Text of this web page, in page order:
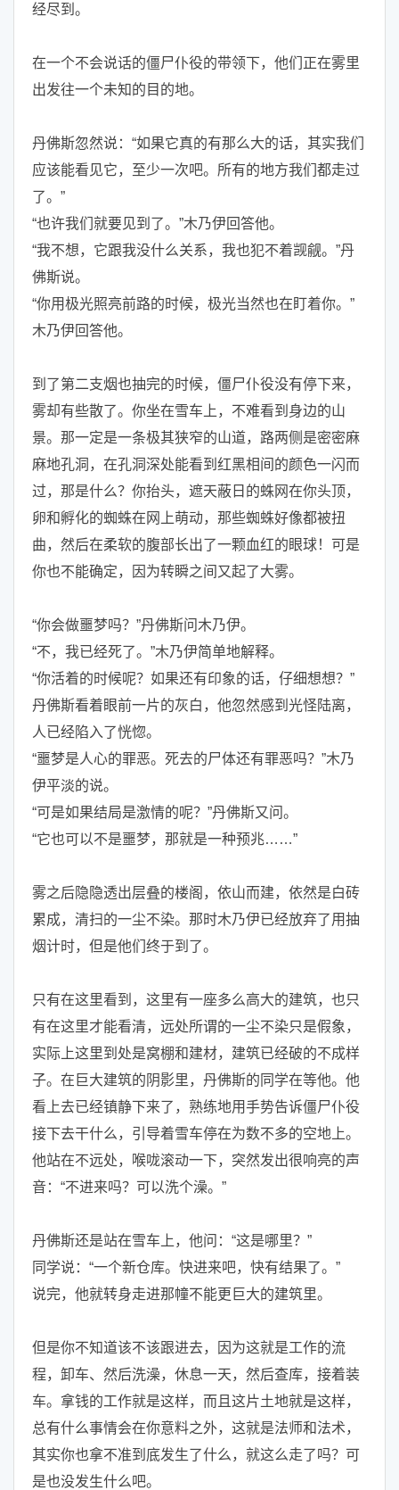
经尽到。
在一个不会说话的僵尸仆役的带领下，他们正在雾里
出发往一个未知的目的地。
丹佛斯忽然说：“如果它真的有那么大的话，其实我们
应该能看见它，至少一次吧。所有的地方我们都走过
了。”
“也许我们就要见到了。”木乃伊回答他。
“我不想，它跟我没什么关系，我也犯不着觊觎。”丹
佛斯说。
“你用极光照亮前路的时候，极光当然也在盯着你。”
木乃伊回答他。
到了第二支烟也抽完的时候，僵尸仆役没有停下来，
雾却有些散了。你坐在雪车上，不难看到身边的山
景。那一定是一条极其狭窄的山道，路两侧是密密麻
麻地孔洞，在孔洞深处能看到红黑相间的颜色一闪而
过，那是什么？你抬头，遮天蔽日的蛛网在你头顶，
卵和孵化的蜘蛛在网上萌动，那些蜘蛛好像都被扭
曲，然后在柔软的腹部长出了一颗血红的眼球！可是
你也不能确定，因为转瞬之间又起了大雾。
“你会做噩梦吗？”丹佛斯问木乃伊。
“不，我已经死了。”木乃伊简单地解释。
“你活着的时候呢？如果还有印象的话，仔细想想？”
丹佛斯看着眼前一片的灰白，他忽然感到光怪陆离，
人已经陷入了恍惚。
“噩梦是人心的罪恶。死去的尸体还有罪恶吗？”木乃
伊平淡的说。
“可是如果结局是激情的呢？”丹佛斯又问。
“它也可以不是噩梦，那就是一种预兆……”
雾之后隐隐透出层叠的楼阁，依山而建，依然是白砖
累成，清扫的一尘不染。那时木乃伊已经放弃了用抽
烟计时，但是他们终于到了。
只有在这里看到，这里有一座多么高大的建筑，也只
有在这里才能看清，远处所谓的一尘不染只是假象，
实际上这里到处是窝棚和建材，建筑已经破的不成样
子。在巨大建筑的阴影里，丹佛斯的同学在等他。他
看上去已经镇静下来了，熟练地用手势告诉僵尸仆役
接下去干什么，引导着雪车停在为数不多的空地上。
他站在不远处，喉咙滚动一下，突然发出很响亮的声
音：“不进来吗？可以洗个澡。”
丹佛斯还是站在雪车上，他问：“这是哪里？”
同学说：“一个新仓库。快进来吧，快有结果了。”
说完，他就转身走进那幢不能更巨大的建筑里。
但是你不知道该不该跟进去，因为这就是工作的流
程，卸车、然后洗澡，休息一天，然后查库，接着装
车。拿钱的工作就是这样，而且这片土地就是这样，
总有什么事情会在你意料之外，这就是法师和法术，
其实你也拿不准到底发生了什么，就这么走了吗？可
是也没发生什么吧。